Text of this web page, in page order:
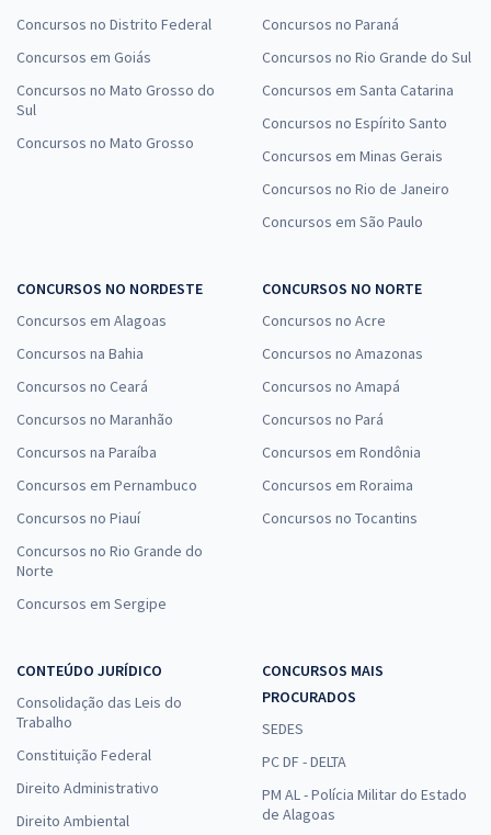
Concursos no Distrito Federal
Concursos em Goiás
Concursos no Mato Grosso do
Sul
Concursos no Mato Grosso
Concursos no Paraná
Concursos no Rio Grande do Sul
Concursos em Santa Catarina
Concursos no Espírito Santo
Concursos em Minas Gerais
Concursos no Rio de Janeiro
Concursos em São Paulo
CONCURSOS NO NORDESTE
Concursos em Alagoas
Concursos na Bahia
Concursos no Ceará
Concursos no Maranhão
Concursos na Paraíba
Concursos em Pernambuco
Concursos no Piauí
Concursos no Rio Grande do
Norte
Concursos em Sergipe
CONCURSOS NO NORTE
Concursos no Acre
Concursos no Amazonas
Concursos no Amapá
Concursos no Pará
Concursos em Rondônia
Concursos em Roraima
Concursos no Tocantins
CONTEÚDO JURÍDICO
Consolidação das Leis do
Trabalho
Constituição Federal
Direito Administrativo
Direito Ambiental
CONCURSOS MAIS
PROCURADOS
SEDES
PC DF - DELTA
PM AL - Polícia Militar do Estado
de Alagoas